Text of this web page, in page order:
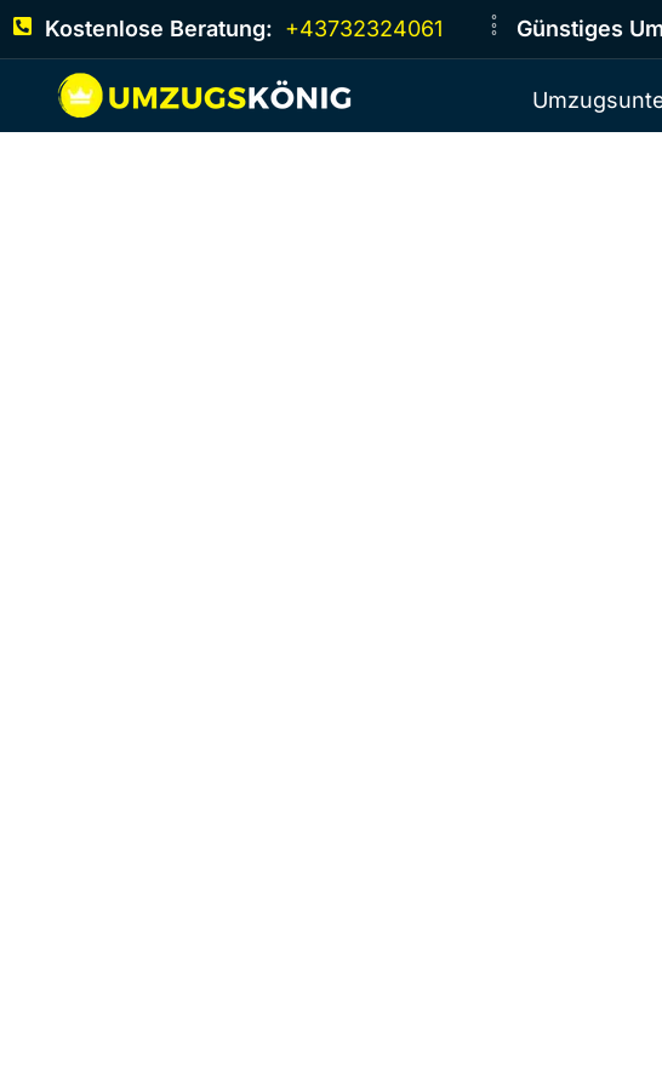
Kostenlose Beratung: +43732324061 Günstiges